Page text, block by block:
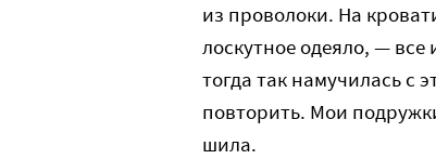
из проволоки. На
лоскутное одеяло, —
тогда так намучилась с
повторить. Мои
шила.